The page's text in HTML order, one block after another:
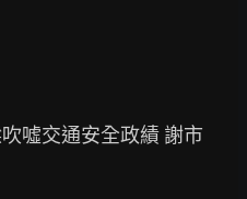
噓交通安全政績 謝市